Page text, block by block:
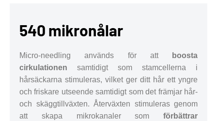
540 mikronålar
Micro-needling används för att
boosta
cirkulationen samtidigt som stamcellerna i
hårsäckarna stimuleras, vilket ger ditt hår ett yngre
och friskare utseende samtidigt som det främjar hår-
och skäggtillväxten. Återväxten stimuleras genom
att skapa mikrokanaler som förbättrar